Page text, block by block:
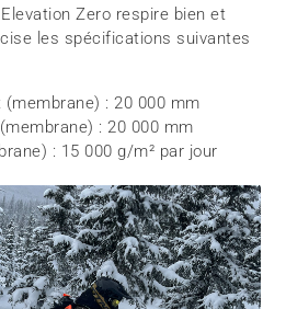
Zero respire bien et
les spécifications suivantes
: 20 000 mm
: 20 000 mm
: 15 000 g/m² par jour